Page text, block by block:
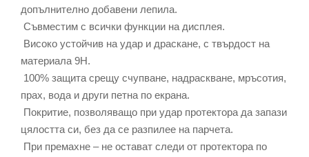
допълнително добавени лепила.
Съвместим с всички функции на дисплея.
Високо устойчив на удар и драскане, с твърдост на
материала 9Н.
100% защита срещу счупване, надраскване, мръсотия,
прах, вода и други петна по екрана.
Покритие, позволяващо при удар протектора да запази
цялостта си, без да се разпилее на парчета.
При премахне – не остават следи от протектора по